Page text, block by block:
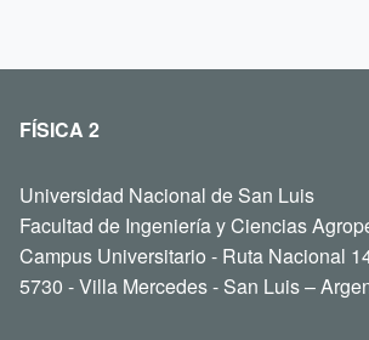
FÍSICA 2
Universidad Nacional de San Luis
Facultad de Ingeniería y Ciencias
Campus Universitario - Ruta Nacional
5730 - Villa Mercedes - San Luis –